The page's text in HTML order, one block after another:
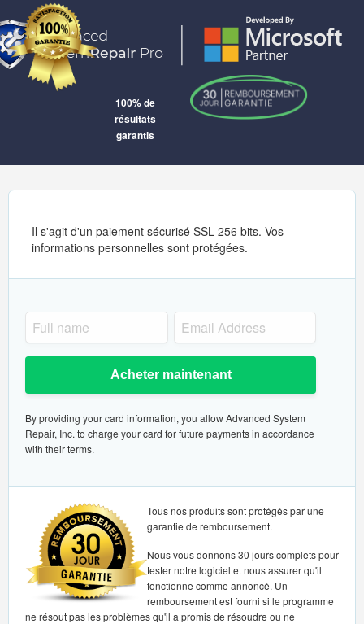
100% de
résultats
garantis
Il s'agit d'un paiement sécurisé SSL 256 bits. Vos
informations personnelles sont protégées.
Acheter maintenant
By providing your card information, you allow Advanced System
Repair, Inc. to charge your card for future payments in accordance
with their terms.
Tous nos produits sont protégés par une
garantie de remboursement.
Nous vous donnons 30 jours complets pour
tester notre logiciel et nous assurer qu'il
fonctionne comme annoncé. Un
remboursement est fourni si le programme
ne résout pas les problèmes qu'il a promis de résoudre ou ne